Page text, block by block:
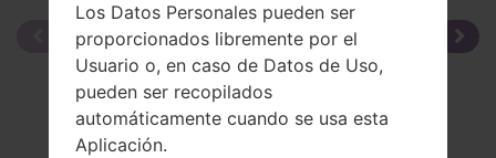
Los Datos Personales pueden ser
proporcionados libremente por el
Usuario o, en caso de Datos de Uso,
pueden ser recopilados
automáticamente cuando se usa esta
Aplicación.